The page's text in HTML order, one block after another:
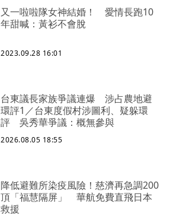
又一啦啦隊女神結婚！ 愛情長跑10
年甜喊：黃衫不會脫
2023.09.28 16:01
台東議長家族爭議連爆 涉占農地避
環評1／台東度假村涉圖利、疑躲環
評 吳秀華爭議：概無參與
2026.08.05 18:55
降低避難所染疫風險！慈濟再急調200
頂「福慧隔屏」 華航免費直飛日本
救援